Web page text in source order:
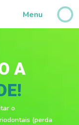
Menu
A
o
(perda